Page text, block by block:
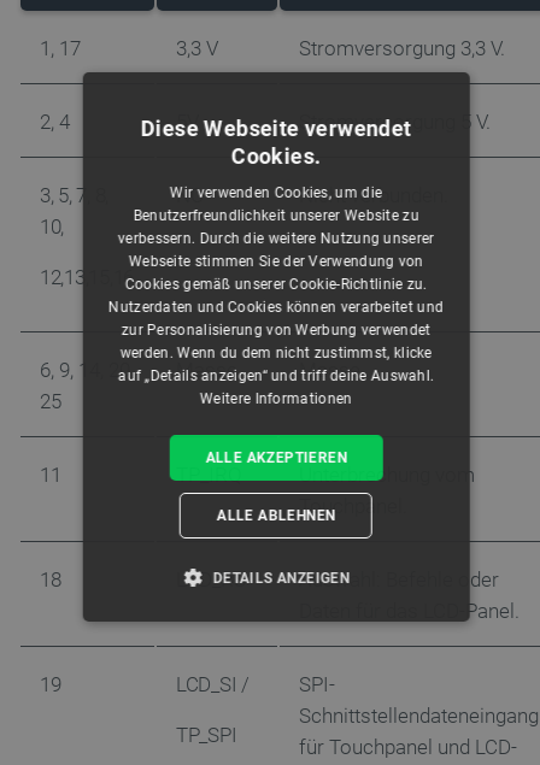
1, 17 3,3 V Stromversorgung 3,3 V.
2, 4 5V Stromversorgung 5 V.
3, 5, 7, 8,
10,
12,13,15,16
NC Nicht verbunden.
6, 9, 14, 20,
25
Masse Masse.
11 TP_IRQ
Unterbrechung vom
Touchpanel.
18 LCD_RS
Auswahl: Befehle oder
Daten für das LCD-Panel.
19 LCD_SI /
TP_SPI
SPI-
Schnittstellendateneingang
für Touchpanel und LCD-
Diese Webseite verwendet
Cookies.
Wir verwenden Cookies, um die
Benutzerfreundlichkeit unserer Website zu
verbessern. Durch die weitere Nutzung unserer
Webseite stimmen Sie der Verwendung von
Cookies gemäß unserer Cookie-Richtlinie zu.
Nutzerdaten und Cookies können verarbeitet und
zur Personalisierung von Werbung verwendet
werden. Wenn du dem nicht zustimmst, klicke
auf „Details anzeigen“ und triff deine Auswahl.
Weitere Informationen
ALLE AKZEPTIEREN
ALLE ABLEHNEN
DETAILS ANZEIGEN
PERFORMANCE
TARGETING